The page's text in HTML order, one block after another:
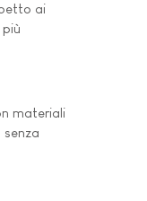
ai
materiali